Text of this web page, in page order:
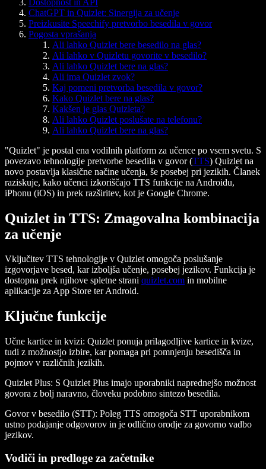
ChatGPT in Quizlet: Sinergija za učenje
Preizkusite Speechify pretvorbo besedila v govor
Pogosta vprašanja
Ali lahko Quizlet bere besedilo na glas?
Ali lahko v Quizletu govorite v besedilo?
Ali lahko Quizlet bere na glas?
Ali ima Quizlet zvok?
Kaj pomeni pretvorba besedila v govor?
Kako Quizlet bere na glas?
Kakšen je glas Quizleta?
Ali lahko Quizlet poslušate na telefonu?
Ali lahko Quizlet bere na glas?
"Quizlet" je postal ena vodilnih platform za učence po vsem svetu. S
povezavo tehnologije pretvorbe besedila v govor (TTS) Quizlet na
novo postavlja klasične načine učenja, še posebej pri jezikih. Članek
raziskuje, kako učenci izkoriščajo TTS funkcije na Androidu,
iPhonu (iOS) in prek razširitev, kot je Google Chrome.
Quizlet in TTS: Zmagovalna kombinacija
za učenje
Vključitev TTS tehnologije v Quizlet omogoča poslušanje
izgovorjave besed, kar izboljša učenje, posebej jezikov. Funkcija je
dostopna prek njihove spletne strani quizlet.com in mobilne
aplikacije za App Store ter Android.
Ključne funkcije
Učne kartice in kvizi: Quizlet ponuja prilagodljive kartice in kvize,
tudi z možnostjo izbire, kar pomaga pri pomnjenju besedišča in
pojmov v različnih jezikih.
Quizlet Plus: S Quizlet Plus imajo uporabniki naprednejšo možnost
govora z bolj naravno, človeku podobno sintezo besedila.
Govor v besedilo (STT): Poleg TTS omogoča STT uporabnikom
ustno podajanje odgovorov in je odlično orodje za govorno vadbo
jezikov.
Vodiči in predloge za začetnike